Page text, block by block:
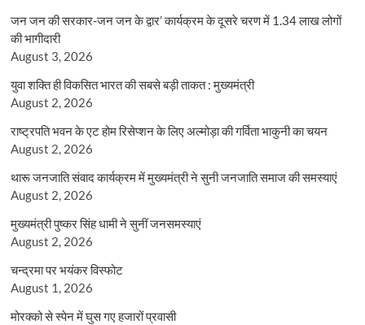
जन जन की सरकार-जन जन के द्वार’ कार्यक्रम के दूसरे चरण में 1.34 लाख लोगों
की भागीदारी
August 3, 2026
युवा शक्ति ही विकसित भारत की सबसे बड़ी ताकत : मुख्यमंत्री
August 2, 2026
राष्ट्रपति भवन के एट होम रिसेप्शन के लिए अल्मोड़ा की गर्विता भाकुनी का चयन
August 2, 2026
थारू जनजाति संवाद कार्यक्रम में मुख्यमंत्री ने सुनी जनजाति समाज की समस्याएं
August 2, 2026
मुख्यमंत्री पुष्कर सिंह धामी ने सुनीं जनसमस्याएं
August 2, 2026
चन्द्रमा पर भयंकर विस्फोट
August 1, 2026
मोरक्को से स्पेन में घुस गए हजारों प्रवासी